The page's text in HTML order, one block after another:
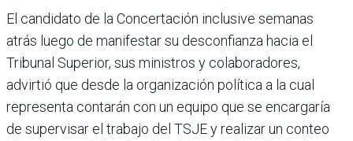
El candidato de la Concerta­ción inclusive semanas
atrás luego de manifestar su des­confianza hacia el
Tribunal Superior, sus ministros y cola­boradores,
advirtió que desde la organización política a la cual
representa contarán con un equipo que se encargaría
de supervisar el trabajo del TSJE y realizar un conteo